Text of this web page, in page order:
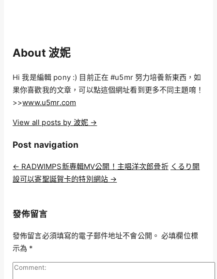
About 波妮
Hi 我是編輯 pony :) 目前正在 #u5mr 努力培養新東西，如
果你喜歡我的文章，可以點這個網址看到更多不同主題唷！
>>www.u5mr.com
View all posts by 波妮 →
Post navigation
← RADWIMPS新專輯MV公開！主唱洋次郎骨折 くるり開
設可以寄聖誕賀卡的特別網站 →
發佈留言
發佈留言必須填寫的電子郵件地址不會公開。 必填欄位標
示為 *